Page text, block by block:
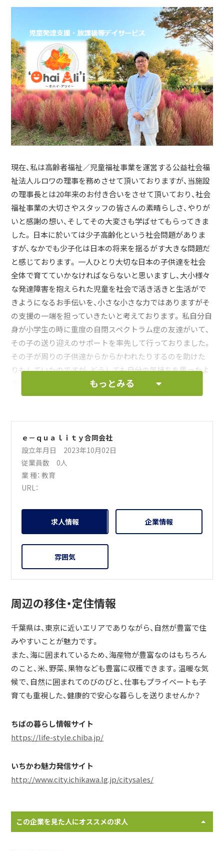
現在、私は高齢者福祉／児童福祉事業を運営する公益社会福
祉法人ルロワの理事を務めさせて頂いておりますが、当施設
の理事長とは20年来のお付き合いをさせて頂いており、社会
福祉事業の大切さやスタッフの皆さんの素晴らしさ、やりが
いと感謝の想い、そしてその大変さも学ばせてもらってきま
した。 日本に於いては少子高齢化という社会問題がありま
すが、なかでも少子化は日本の将来を揺るがす大きな問題だ
と感じております。 一人ひとり大切な日本の子供達を社会
全体で育てていかなければならないと思いますし、大小様々
な発達障害を抱えられた児童を社会で活き活きと生活がで
きようになるお手伝いを、小さな小さな力ではありますがそ
の支援の一端を担っていきたいと考えております。 私自分自
身が小学生の時に重度の自閉スペクトラム症の友達がいて、
その子の送り迎えのサポートを率先して行っておりました。
その子が周りの子供達からからかわれたりするのを助けた
りもしていたのですが、どうしても自分の気持ちを思ったよ
うに表現できないその子が可哀想でならなかったのを鮮明
に覚えております。 今では学問も進み、幼児期に適切な訓練
る事を知り、一人でも多くの子供に支援の手が回ればと思っ
ております。 また、私自身の社会経験をもとに社会で求めら
れる人材や個性といったものを客観的に捉え、児童一人ひと
りの個性を伸ばしつつ、中高生になった際にも自分自身が気
が付いていない・設計しきれていない将来のビジョンをご両
親と共に描きながら長期に渡ってお子さんの療育プログラ
と児童発達支援管理責任者の顔と方針が見える、安心してお
子さんを預けられる、長期的に信頼をしてもらえる事業所に
していきたいです。
もっとみる
ｅ－ｑｕａｌｉｔｙ合同会社
設立年月日 2023年10月02日
従業員数 0人
業 種：教育
URL：
求人情報 企業情報
雰囲気
周辺の移住・定住情報
千葉県は、東京に近いエリアでありながら、自然が豊富で住
みやすいことが魅力です。
また、海に囲まれているため、海産物が豊富なのはもちろん
のこと、米、野菜、果物なども豊富に収穫できます。温暖な気
候で、自然に囲まれてのびのびと、仕事もプライベートも子
育ても重視した、健康的で安心な暮らしを送りませんか？
ちばの暮らし情報サイト
https://life-style.chiba.jp/
いちかわ魅力発信サイト
http://www.city.ichikawa.lg.jp/citysales/
この企業を見た人にオススメの求人